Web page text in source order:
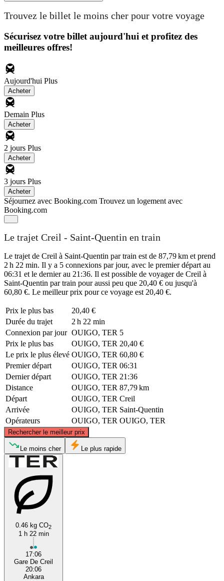
Trouvez le billet le moins cher pour votre voyage
Sécurisez votre billet aujourd'hui et profitez des
meilleures offres!
Aujourd'hui Plus
Acheter
Demain Plus
Acheter
2 jours Plus
Acheter
3 jours Plus
Acheter
Séjournez avec Booking.com Trouvez un logement avec
Booking.com
Le trajet Creil - Saint-Quentin en train
Le trajet de Creil à Saint-Quentin par train est de 87,79 km et prend
2 h 22 min. Il y a 5 connexions par jour, avec le premier départ au
06:31 et le dernier au 21:36. Il est possible de voyager de Creil à
Saint-Quentin par train pour aussi peu que 20,40 € ou jusqu'à
60,80 €. Le meilleur prix pour ce voyage est 20,40 €.
Prix ​​le plus bas
20,40 €
Durée du trajet
2 h 22 min
Connexion par jour OUIGO, TER 5
Prix ​​le plus bas
OUIGO, TER 20,40 €
Le prix le plus élevé OUIGO, TER 60,80 €
Premier départ
OUIGO, TER 06:31
Dernier départ
OUIGO, TER 21:36
Distance
OUIGO, TER 87,79 km
Départ
OUIGO, TER Creil
Arrivée
OUIGO, TER Saint-Quentin
Opérateurs
OUIGO, TER OUIGO, TER
Rechercher le meilleur prix
© CARTO, ©OpenStreetMap
Le moins cher Le plus rapide
0.46 kg CO2
1 h 22 min
17:06
Gare De Creil
20:06
Ankara